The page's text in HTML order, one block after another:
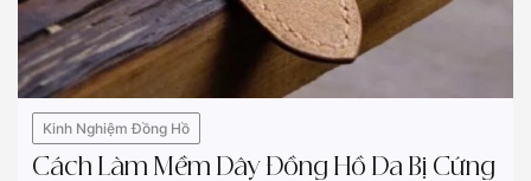
Kinh Nghiệm Đồng Hồ
Cách Làm Mềm Dây Đồng Hồ Da Bị Cứng